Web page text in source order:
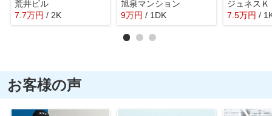
荒井ビル
7.7万円 / 2K
旭泉マンション
9万円 / 1DK
ジュネスＫ
7.5万円 /
お客様の声